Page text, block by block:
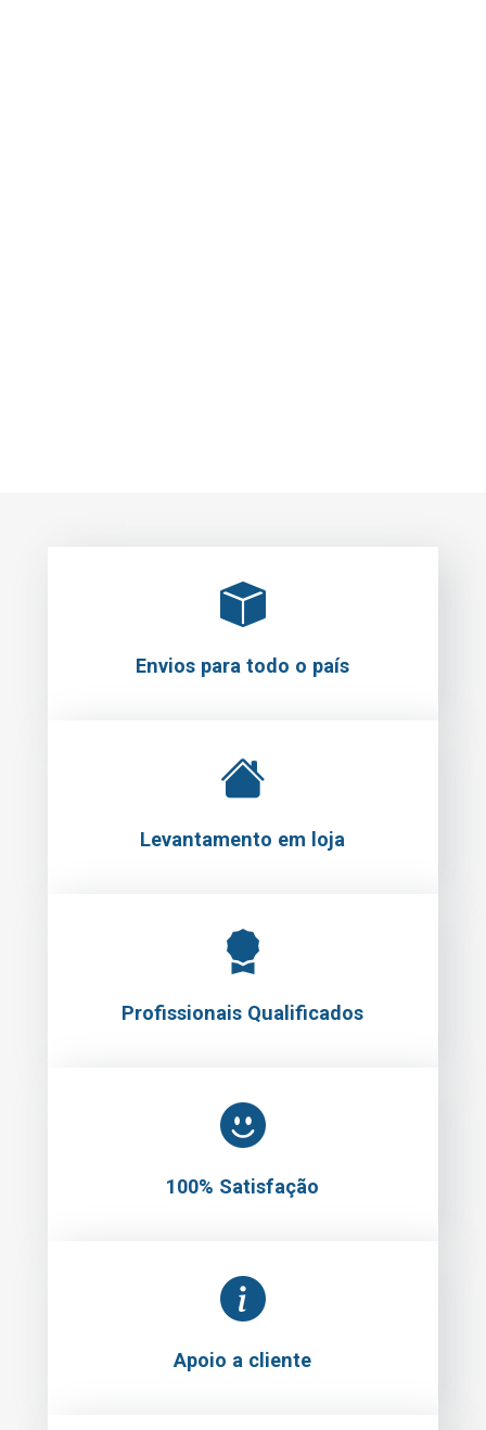
Envios para todo o país
Levantamento em loja
Profissionais Qualificados
100% Satisfação
Apoio a cliente